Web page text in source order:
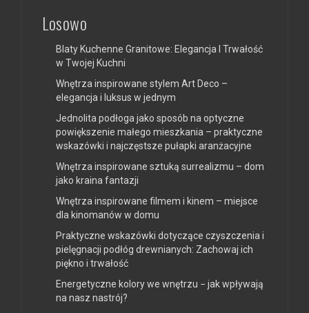
Losowo
Blaty Kuchenne Granitowe: Elegancja I Trwałość
w Twojej Kuchni
Wnętrza inspirowane stylem Art Deco –
elegancja i luksus w jednym
Jednolita podłoga jako sposób na optyczne
powiększenie małego mieszkania – praktyczne
wskazówki i najczęstsze pułapki aranżacyjne
Wnętrza inspirowane sztuką surrealizmu – dom
jako kraina fantazji
Wnętrza inspirowane filmem i kinem – miejsce
dla kinomanów w domu
Praktyczne wskazówki dotyczące czyszczenia i
pielęgnacji podłóg drewnianych: Zachowaj ich
piękno i trwałość
Energetyczne kolory we wnętrzu − jak wpływają
na nasz nastrój?